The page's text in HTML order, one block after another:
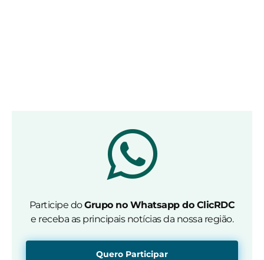
Participe doGrupo no Whatsapp do ClicRDC
e receba as principais notícias da nossa região.
Quero Participar